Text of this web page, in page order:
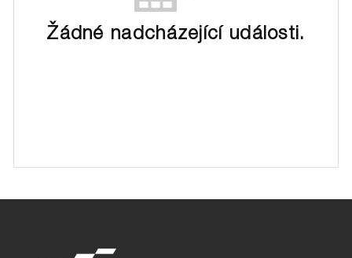
Žádné nadcházející události.